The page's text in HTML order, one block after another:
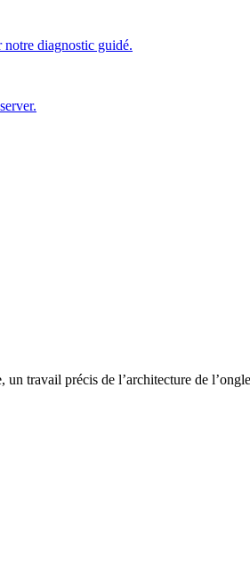
notre diagnostic guidé.
travail précis de l’architecture de